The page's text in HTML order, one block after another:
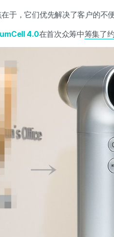
于，它们优先解决了客户的不
4.0在首次众筹中筹集了